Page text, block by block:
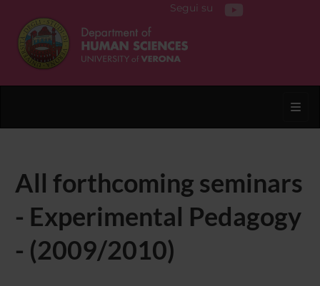
Segui su
All forthcoming seminars
- Experimental Pedagogy
- (2009/2010)